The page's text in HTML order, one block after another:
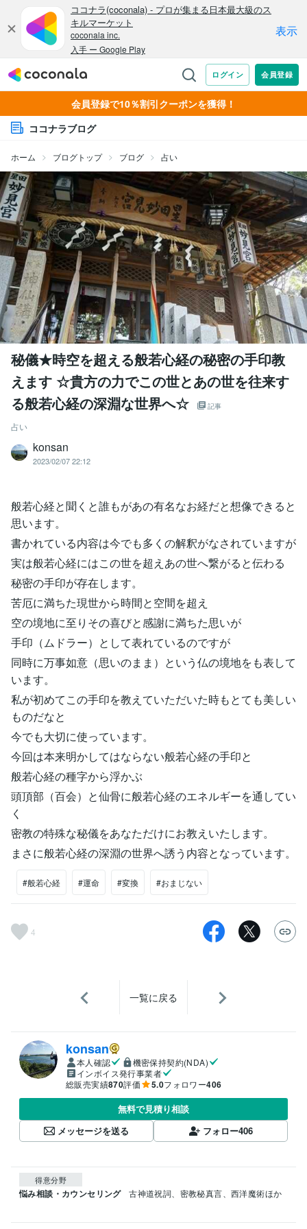
会員登録で10％割引クーポンを獲得！
ココナラブログ
ホーム ブログトップ ブログ 占い
秘儀★時空を超える般若心経の秘密の手印教
えます ☆貴方の力でこの世とあの世を往来す
る般若心経の深淵な世界へ☆
記事
占い
konsan
2023/02/07 22:12
般若心経と聞くと誰もがあの有名なお経だと想像できると
思います。
書かれている内容は今でも多くの解釈がなされていますが
実は般若心経にはこの世を超えあの世へ繋がると伝わる
秘密の手印が存在します。
苦厄に満ちた現世から時間と空間を超え
空の境地に至りその喜びと感謝に満ちた思いが
手印（ムドラー）として表れているのですが
同時に万事如意（思いのまま）という仏の境地をも表して
います。
私が初めてこの手印を教えていただいた時もとても美しい
ものだなと
今でも大切に使っています。
今回は本来明かしてはならない般若心経の手印と
般若心経の種字から浮かぶ
頭頂部（百会）と仙骨に般若心経のエネルギーを通してい
く
密教の特殊な秘儀をあなただけにお教えいたします。
まさに般若心経の深淵の世界へ誘う内容となっています。
#般若心経 #運命 #変換 #おまじない
4
一覧に戻る
konsan
本人確認
機密保持契約(NDA)
インボイス発行事業者
総販売実績870評価 5.0フォロワー406
無料で見積り相談
メッセージを送る
フォロー406
得意分野
悩み相談・カウンセリング 古神道祝詞、密教秘真言、西洋魔術ほか